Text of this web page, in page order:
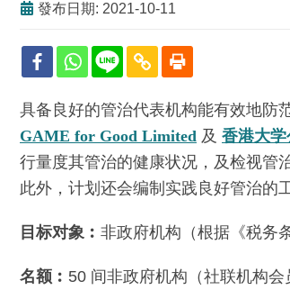
發布日期: 2021-10-11
具备良好的管治代表机构能有效地防
GAME for Good Limited 及 香港大
行量度其管治的健康状况，及检视管
此外，计划还会编制实践良好管治的
目标对象︰ 非政府机构（根据《税务
名额︰ 50 间非政府机构（社联机构会